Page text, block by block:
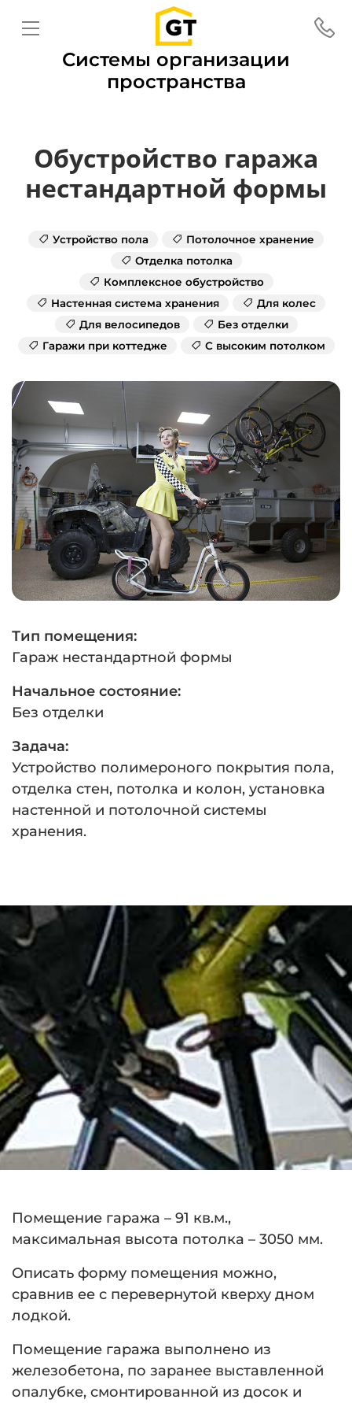
Системы организации
пространства
Обустройство гаража
нестандартной формы
Устройство пола
Потолочное хранение
Отделка потолка
Комплексное обустройство
Настенная система хранения
Для колес
Для велосипедов
Без отделки
Гаражи при коттедже
С высоким потолком
Тип помещения:
Гараж нестандартной формы
Начальное состояние:
Без отделки
Задача:
Устройство полимероного покрытия пола,
отделка стен, потолка и колон, установка
настенной и потолочной системы
хранения.
Помещение гаража – 91 кв.м.,
максимальная высота потолка – 3050 мм.
Описать форму помещения можно,
сравнив ее с перевернутой кверху дном
лодкой.
Помещение гаража выполнено из
железобетона, по заранее выставленной
опалубке, смонтированной из досок и